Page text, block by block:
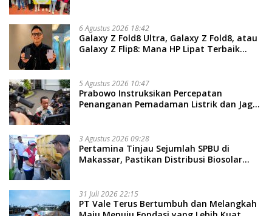
6 Agustus 2026 18:42
Galaxy Z Fold8 Ultra, Galaxy Z Fold8, atau
Galaxy Z Flip8: Mana HP Lipat Terbaik
5 Agustus 2026 10:47
Prabowo Instruksikan Percepatan
Penanganan Pemadaman Listrik dan Jaga
3 Agustus 2026 09:28
Pertamina Tinjau Sejumlah SPBU di
Makassar, Pastikan Distribusi Biosolar
31 Juli 2026 22:15
PT Vale Terus Bertumbuh dan Melangkah